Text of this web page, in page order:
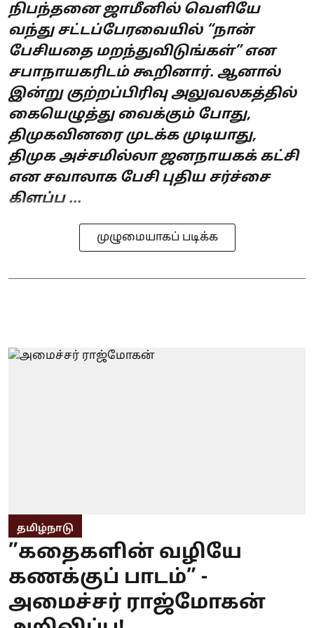
நிபந்தனை ஜாமீனில் வெளியே
வந்து சட்டப்பேரவையில் “நான்
பேசியதை மறந்துவிடுங்கள்” என
சபாநாயகரிடம் கூறினார். ஆனால்
இன்று குற்றப்பிரிவு அலுவலகத்தில்
கையெழுத்து வைக்கும் போது,
திமுகவினரை முடக்க முடியாது,
திமுக அச்சமில்லா ஜனநாயகக் கட்சி
என சவாலாக பேசி புதிய சர்ச்சை
கிளப்ப ...
முழுமையாகப் படிக்க
தமிழ்நாடு
”கதைகளின் வழியே
கணக்குப் பாடம்” -
அமைச்சர் ராஜ்மோகன்